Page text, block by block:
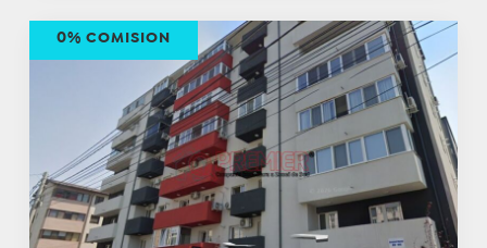
0% COMISION